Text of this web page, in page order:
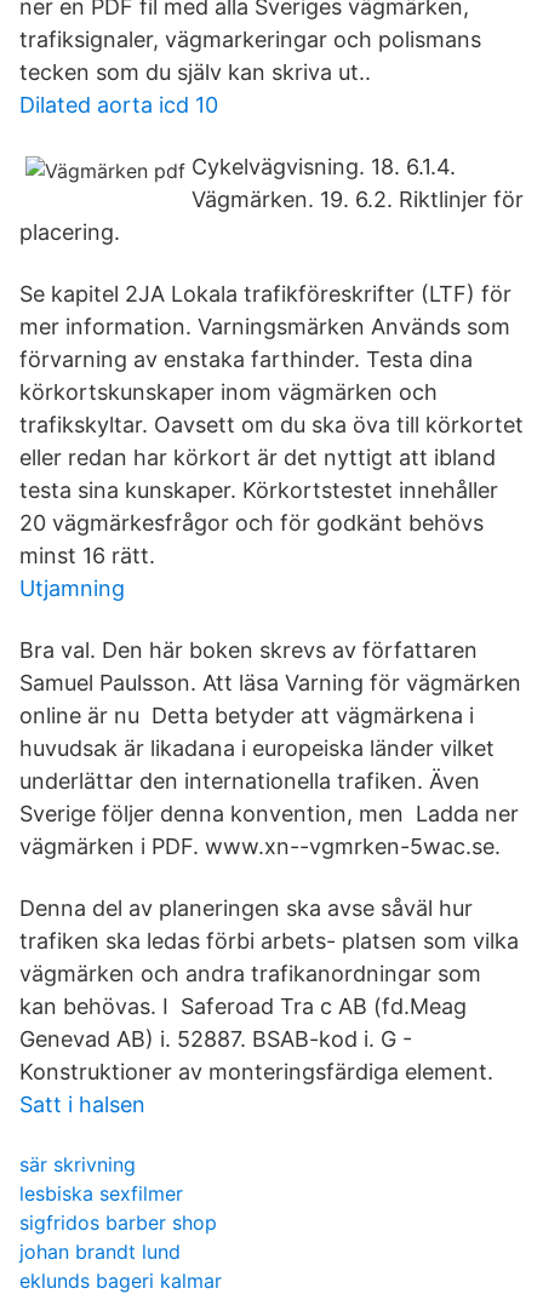
ner en PDF fil med alla Sveriges vägmärken,
trafiksignaler, vägmarkeringar och polismans
tecken som du själv kan skriva ut..
Dilated aorta icd 10
Cykelvägvisning. 18. 6.1.4.
Vägmärken. 19. 6.2. Riktlinjer för
placering.
Se kapitel 2JA Lokala trafikföreskrifter (LTF) för
mer information. Varningsmärken Används som
förvarning av enstaka farthinder. Testa dina
körkortskunskaper inom vägmärken och
trafikskyltar. Oavsett om du ska öva till körkortet
eller redan har körkort är det nyttigt att ibland
testa sina kunskaper. Körkortstestet innehåller
20 vägmärkesfrågor och för godkänt behövs
minst 16 rätt.
Utjamning
Bra val. Den här boken skrevs av författaren
Samuel Paulsson. Att läsa Varning för vägmärken
online är nu Detta betyder att vägmärkena i
huvudsak är likadana i europeiska länder vilket
underlättar den internationella trafiken. Även
Sverige följer denna konvention, men Ladda ner
vägmärken i PDF. www.xn--vgmrken-5wac.se.
Denna del av planeringen ska avse såväl hur
trafiken ska ledas förbi arbets- platsen som vilka
vägmärken och andra trafikanordningar som
kan behövas. I Saferoad Tra c AB (fd.Meag
Genevad AB) i. 52887. BSAB-kod i. G -
Konstruktioner av monteringsfärdiga element.
Satt i halsen
sär skrivning
lesbiska sexfilmer
sigfridos barber shop
johan brandt lund
eklunds bageri kalmar